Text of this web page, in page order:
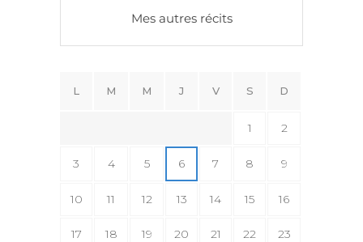
Mes autres récits
L M M J V S D
1 2
3 4 5 6 7 8 9
10 11 12 13 14 15 16
17 18 19 20 21 22 23